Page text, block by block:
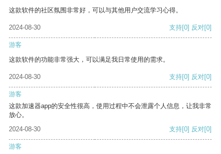
这款软件的社区氛围非常好，可以与其他用户交流学习心得。
2024-08-30 支持[0] 反对[0]
游客
这款软件的功能非常强大，可以满足我日常使用的需求。
2024-08-30 支持[0] 反对[0]
游客
这款加速器app的安全性很高，使用过程中不会泄露个人信息，让我非常
放心。
2024-08-30
支持[0] 反对[0]
游客